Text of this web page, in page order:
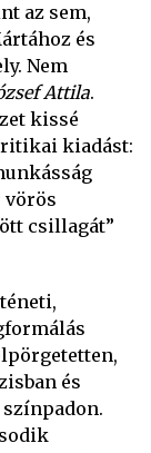
az sem,
és
Nem
Attila.
kissé
kiadást:
vörös
csillagát”
és